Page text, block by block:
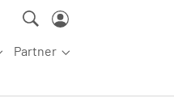
for "Über uns"
Partner
Submenu for